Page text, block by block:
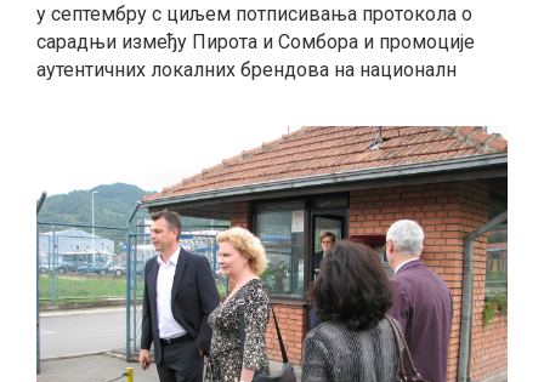
у септембру с циљем потписивања протокола о
сарадњи између Пирота и Сомбора и промоције
аутентичних локалних брендова на националн